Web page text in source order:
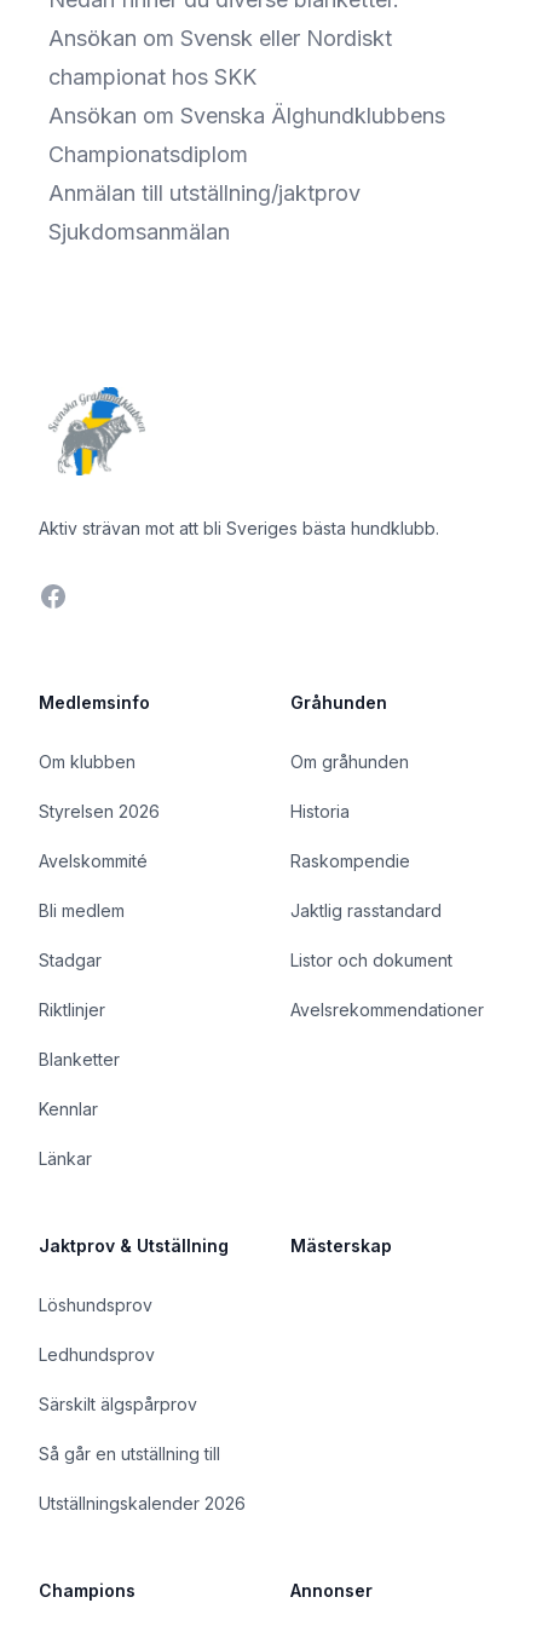
Ansökan om Svensk eller Nordiskt
championat hos SKK
Ansökan om Svenska Älghundklubbens
Championatsdiplom
Anmälan till utställning/jaktprov
Sjukdomsanmälan
Aktiv strävan mot att bli Sveriges bästa hundklubb.
Facebook
Medlemsinfo
Om klubben
Styrelsen 2026
Avelskommité
Bli medlem
Stadgar
Riktlinjer
Blanketter
Kennlar
Länkar
Gråhunden
Om gråhunden
Historia
Raskompendie
Jaktlig rasstandard
Listor och dokument
Avelsrekommendationer
Jaktprov & Utställning
Löshundsprov
Ledhundsprov
Särskilt älgspårprov
Så går en utställning till
Utställningskalender 2026
Mästerskap
Champions Annonser